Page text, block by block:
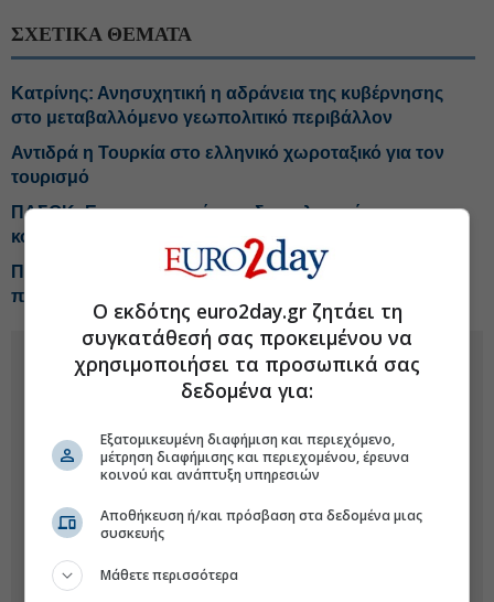
ΣΧΕΤΙΚΑ ΘΕΜΑΤΑ
Κατρίνης: Ανησυχητική η αδράνεια της κυβέρνησης
στο μεταβαλλόμενο γεωπολιτικό περιβάλλον
Αντιδρά η Τουρκία στο ελληνικό χωροταξικό για τον
τουρισμό
ΠΑΣΟΚ: Επικοινωνιακή ταχυδακτυλουργία με τα
κονδύλια για την ενεργειακή ανθεκτικότητα
ΠΑΣΟΚ για αγροτικές επιδοτήσεις: Ουραγός στις
πληρωμές η Ελλάδα
Ο εκδότης euro2day.gr ζητάει τη
συγκατάθεσή σας προκειμένου να
χρησιμοποιήσει τα προσωπικά σας
δεδομένα για:
Εξατομικευμένη διαφήμιση και περιεχόμενο,
μέτρηση διαφήμισης και περιεχομένου, έρευνα
κοινού και ανάπτυξη υπηρεσιών
Αποθήκευση ή/και πρόσβαση στα δεδομένα μιας
συσκευής
Μάθετε περισσότερα